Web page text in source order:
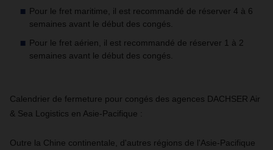
Pour le fret maritime, il est recommandé de réserver 4 à 6
semaines avant le début des congés.
Pour le fret aérien, il est recommandé de réserver 1 à 2
semaines avant le début des congés.
Calendrier de fermeture pour congés des agences DACHSER Air
& Sea Logistics en Asie-Pacifique :
Outre la Chine continentale, d'autres régions de l'Asie-Pacifique